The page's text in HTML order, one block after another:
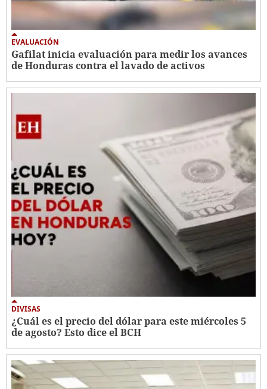
EVALUACIÓN
Gafilat inicia evaluación para medir los avances
de Honduras contra el lavado de activos
DIVISAS
¿Cuál es el precio del dólar para este miércoles 5
de agosto? Esto dice el BCH